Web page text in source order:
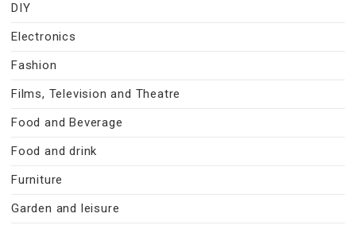
DIY
Electronics
Fashion
Films, Television and Theatre
Food and Beverage
Food and drink
Furniture
Garden and leisure